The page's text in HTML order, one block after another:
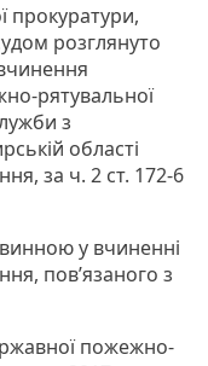
прокуратури,
розглянуто
рятувальної
з
області
за ч. 2 ст. 172-6
у вчиненні
пов’язаного з
пожежно-